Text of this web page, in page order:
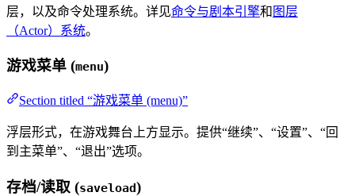
层，以及命令处理系统。详见命令与剧本引擎和 图层
（Actor）系统。
游戏菜单 (menu)
Section titled “游戏菜单 (menu)”
浮层形式，在游戏舞台上方显示。提供“继续”、“设置”、“回
到主菜单”、“退出”选项。
存档/读取 (saveload)